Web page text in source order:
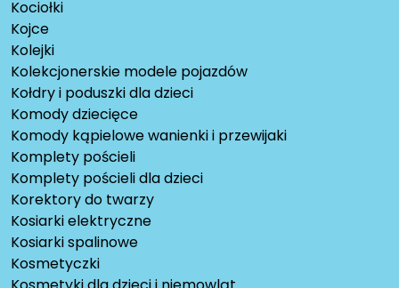
Kociołki
Kojce
Kolejki
Kolekcjonerskie modele pojazdów
Kołdry i poduszki dla dzieci
Komody dziecięce
Komody kąpielowe wanienki i przewijaki
Komplety pościeli
Komplety pościeli dla dzieci
Korektory do twarzy
Kosiarki elektryczne
Kosiarki spalinowe
Kosmetyczki